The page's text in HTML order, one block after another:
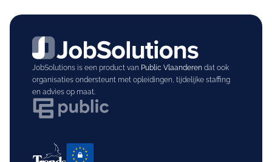
JobSolutions is een product van Public Vlaanderendat ook
organisaties ondersteunt met opleidingen, tijdelijke staffing
en advies op maat.